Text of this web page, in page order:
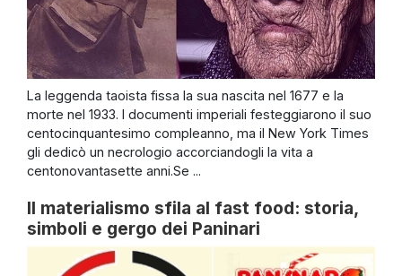
La leggenda taoista fissa la sua nascita nel 1677 e la
morte nel 1933. I documenti imperiali festeggiarono il suo
centocinquantesimo compleanno, ma il New York Times
gli dedicò un necrologio accorciandogli la vita a
centonovantasette anni.Se ...
Il materialismo sfila al fast food: storia,
simboli e gergo dei Paninari